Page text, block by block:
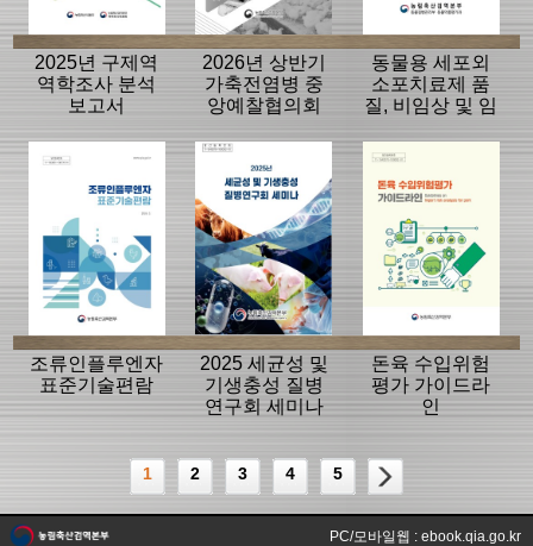
2025년 구제역
역학조사 분석
보고서
2026년 상반기
가축전염병 중
앙예찰협의회
동물용 세포외
소포치료제 품
질, 비임상 및 임
라인
조류인플루엔자
표준기술편람
2025 세균성 및
기생충성 질병
연구회 세미나
돈육 수입위험
평가 가이드라
인
1 2 3 4 5
PC/모바일웹 : ebook.qia.go.kr